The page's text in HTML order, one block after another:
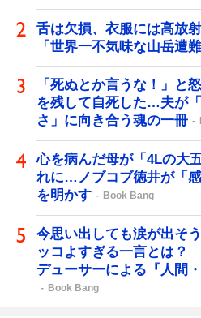
舌は欠損、衣服には高放
「世界一不気味な山岳遭
「死ぬとか言うな！」と
を残して自死した…夫が
さ」に向き合う魂の一冊
心を病んだ母が「4Lの大
れに…ノブコブ徳井が「
を明かす
Book Bang
今思い出しても涙が出そ
ッコよすぎる一言とは？
デューサーによる『人間
Book Bang